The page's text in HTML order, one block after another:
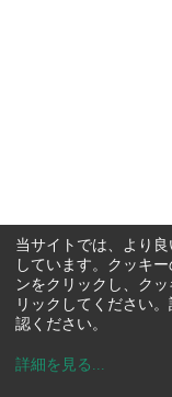
当サイトでは、より
しています。クッキ
ンをクリックし、ク
リックしてください
認ください。
詳細を見る ...